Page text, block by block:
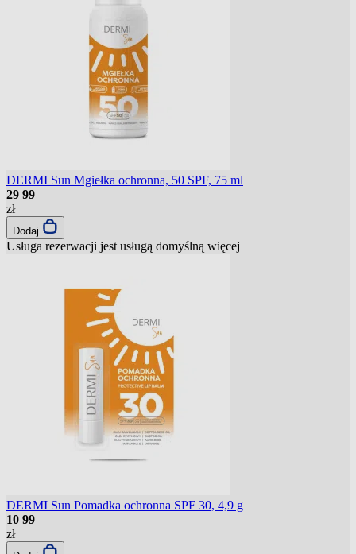
DERMI Sun Mgiełka ochronna, 50 SPF, 75 ml
29 99
zł
Dodaj
Usługa rezerwacji jest usługą domyślną więcej
DERMI Sun Pomadka ochronna SPF 30, 4,9 g
10 99
zł